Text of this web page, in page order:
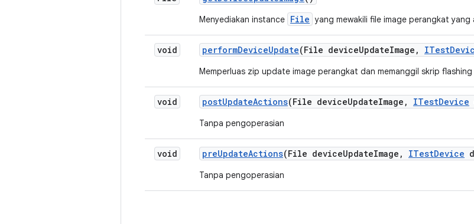
Menyediakan instance File yang mewakili file image perangkat
void performDeviceUpdate(File deviceUpdateImage , ITest
Memperluas zip update image perangkat dan memanggil skrip
void postUpdateActions(File deviceUpdateImage , ITestDevice
Tanpa pengoperasian
void preUpdateActions(File deviceUpdateImage , ITestDevice
Tanpa pengoperasian